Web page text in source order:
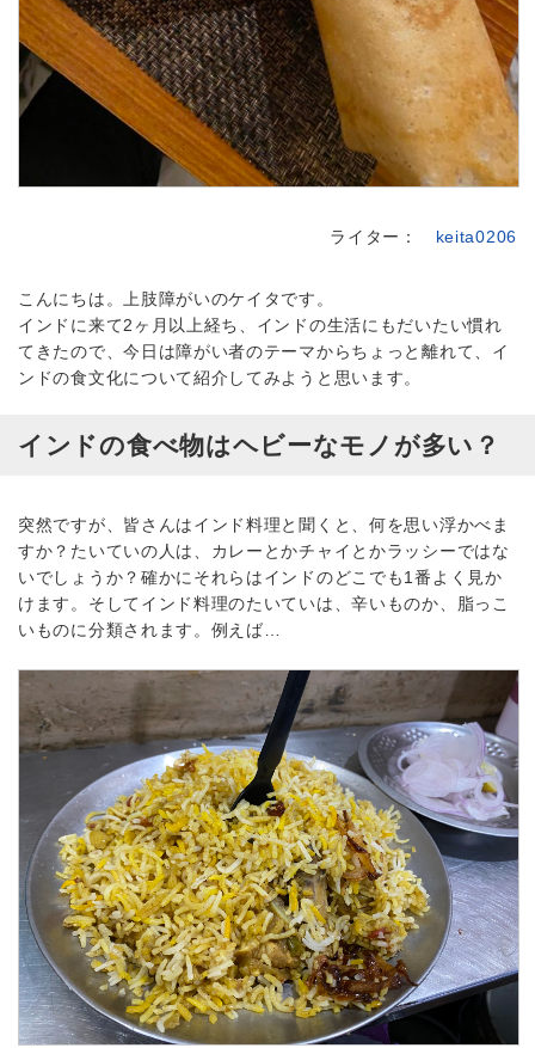
ライター： keita0206
こんにちは。上肢障がいのケイタです。
インドに来て2ヶ月以上経ち、インドの生活にもだいたい慣れ
てきたので、今日は障がい者のテーマからちょっと離れて、イ
ンドの食文化について紹介してみようと思います。
インドの食べ物はヘビーなモノが多い？
突然ですが、皆さんはインド料理と聞くと、何を思い浮かべま
すか？たいていの人は、カレーとかチャイとかラッシーではな
いでしょうか？確かにそれらはインドのどこでも1番よく見か
けます。そしてインド料理のたいていは、辛いものか、脂っこ
いものに分類されます。例えば…